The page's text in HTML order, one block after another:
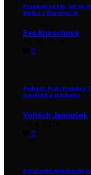
Prodáváš se tím, jak se
Meško z Martinus.sk
Eva Knirschová
0
Podcast: Proti Proudu s
inovacích a mindsetu
Vojtěch Janoušek
0
Doručením objednávky